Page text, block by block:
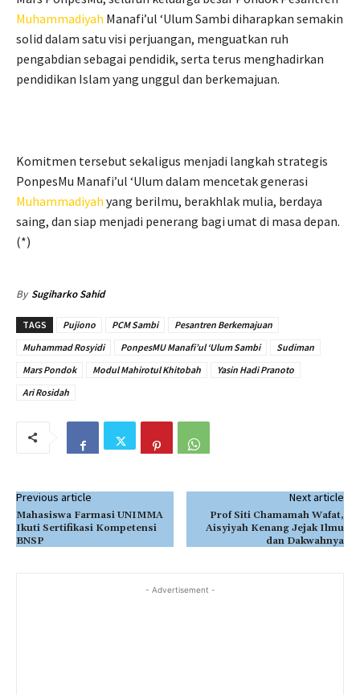
Muhammadiyah Manafi’ul ‘Ulum Sambi diharapkan semakin
solid dalam satu visi perjuangan, menguatkan ruh
pengabdian sebagai pendidik, serta terus menghadirkan
pendidikan Islam yang unggul dan berkemajuan.
Komitmen tersebut sekaligus menjadi langkah strategis
PonpesMu Manafi’ul ‘Ulum dalam mencetak generasi
Muhammadiyah yang berilmu, berakhlak mulia, berdaya
saing, dan siap menjadi penerang bagi umat di masa depan.
(*)
By Sugiharko Sahid
TAGS Pujiono PCM Sambi
Pesantren Berkemajuan
Muhammad Rosyidi
PonpesMU Manafi’ul ‘Ulum Sambi
Sudiman
Mars Pondok
Modul Mahirotul Khitobah
Yasin Hadi Pranoto
Ari Rosidah
Previous article
Mahasiswa Farmasi UNIMMA
Ikuti Sertifikasi Kompetensi
BNSP
Next article
Prof Siti Chamamah Wafat,
Aisyiyah Kenang Jejak Ilmu
dan Dakwahnya
- Advertisement -